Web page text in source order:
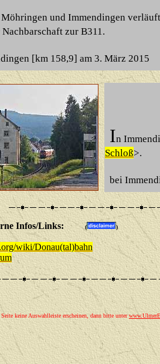
und Immendingen
zur B311.
[km 158,9] am 3. März 2015
In
Schloß>.
bei
Infos/Links: ( )
wiki/Donau(tal)bahn
keine Auswahlleiste erscheinen, dann bitte unter